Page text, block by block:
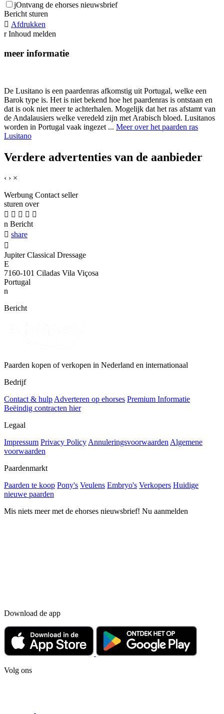
jOntvang de ehorses nieuwsbrief
Bericht sturen
 Afdrukken
r Inhoud melden
meer informatie
De Lusitano is een paardenras afkomstig uit Portugal, welke een
Barok type is. Het is niet bekend hoe het paardenras is ontstaan en
dat is ook niet meer te achterhalen. Mogelijk dat het ras afstamt van
de Andalausiers welke veredeld zijn met Arabisch bloed. Lusitanos
worden in Portugal vaak ingezet ... Meer over het paarden ras
Lusitano
Verdere advertenties van de aanbieder
‹ › ×
Werbung Contact seller
sturen over
    
n Bericht
 share

Jupiter Classical Dressage
E
7160-101 Ciladas Vila Viçosa
Portugal
n
Bericht
Paarden kopen of verkopen in Nederland en internationaal
Bedrijf
Contact & hulpAdverteren op ehorses Premium Informatie
Beëindig contracten hier
Legaal
Impressum Privacy PolicyAnnuleringsvoorwaardenAlgemene
voorwaarden
Paardenmarkt
Paarden te koop Pony's Veulens Embryo's Verkopers Huidige
nieuwe paarden
Mis niets meer met de ehorses nieuwsbrief! Nu aanmelden
Download de app
Volg ons